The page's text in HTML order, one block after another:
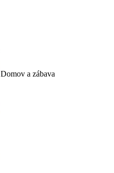
Domov a zábava